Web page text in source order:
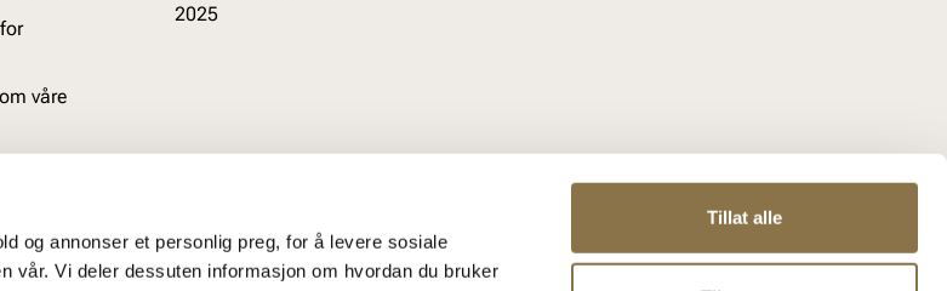
og annonser et personlig preg, for å levere sosiale
vår. Vi deler dessuten informasjon om hvordan du bruker
Tillat alle
våre
2025